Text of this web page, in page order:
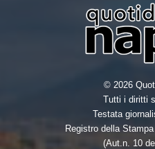
© 2026
Tutti i diritti
Testata
Registro della
(Aut.n. 10